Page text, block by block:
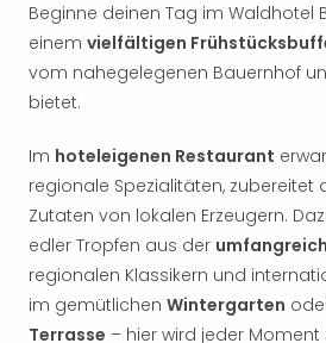
​Beginne deinen Tag im Waldhotel
einem vielfältigen
vom nahegelegenen Bauernhof
bietet.
Im hoteleigenen Restaurant
regionale Spezialitäten, zubereitet
Zutaten von lokalen Erzeugern.
edler Tropfen aus der
regionalen Klassikern und
im gemütlichen Wintergarten
Terrasse – hier wird jeder